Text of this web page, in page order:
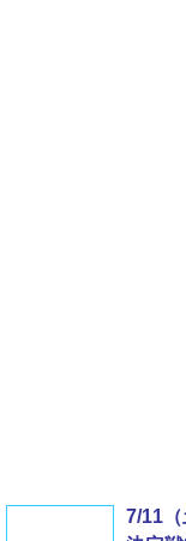
7/11